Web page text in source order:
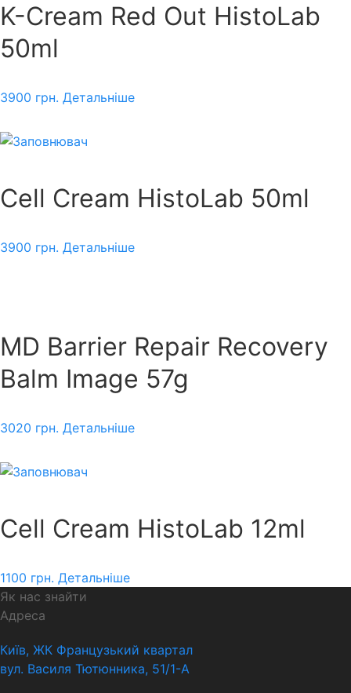
K-Cream Red Out HistoLab
50ml
3900 грн. Детальніше
Cell Cream HistoLab 50ml
3900 грн. Детальніше
MD Barrier Repair Recovery
Balm Image 57g
3020 грн. Детальніше
Cell Cream HistoLab 12ml
1100 грн. Детальніше
Як нас знайти
Адреса
Київ, ЖК Французький квартал
вул. Василя Тютюнника, 51/1-А